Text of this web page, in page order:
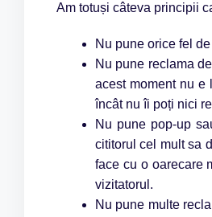
Am totuși câteva principii
Nu pune orice fel
Nu pune reclama
acest moment nu e
încât nu îi poți nici
Nu pune pop-up
cititorul cel mult sa
face cu o oarecare
vizitatorul.
Nu pune multe